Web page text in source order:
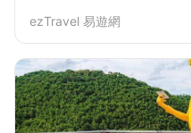
7/16、7/24、7/26、7/31、8/5
ezTravel 易遊網